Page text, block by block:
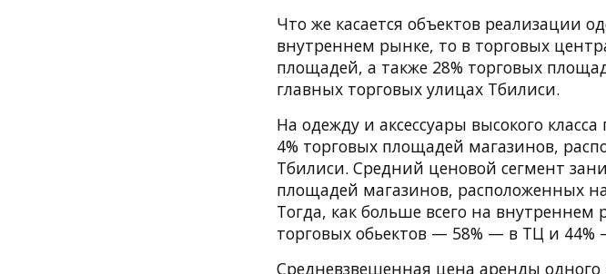
Что же касается объектов реализации
внутреннем рынке, то в торговых
площадей, а также 28% торговых
главных торговых улицах Тбилиси.
На одежду и аксессуары высокого
4% торговых площадей магазинов,
Тбилиси. Средний ценовой сегмент
площадей магазинов, расположенных
Тогда, как больше всего на
торговых обьектов — 58% — в ТЦ и 44%
Средневзвешенная цена аренды